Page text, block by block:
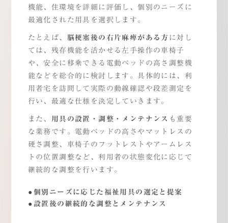
機能、住環境を詳細に評価し、個別のニーズに
最適化された用具を選択します。
たとえば、 脳梗塞後の右片麻痺がある方 に対し
ては、残存機能を活かせる左手操作の車椅子
や、安全に移乗できる電動ベッドの高さ調整機
能などを総合的に検討します。具体的には、利
用者宅を訪問して実際の動線確認や段差測定を
行い、最適な仕様を決定していきます。
また、 用具の設置・調整・メンテナンス も重要
な業務です。電動ベッドの高さやマットレスの
硬さ調整、車椅子のフットレストやアームレス
トの位置調整など、利用者の状態変化に応じて
継続的な調整を行います。
個別ニーズに応じた福祉用具の選定と提案
設置後の継続的な調整とメンテナンス